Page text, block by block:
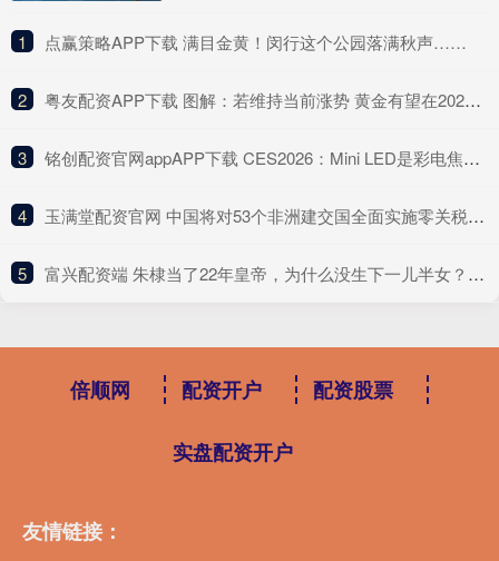
1 ​点赢策略APP下载 满目金黄！闵行这个公园落满秋声……
2 ​粤友配资APP下载 图解：若维持当前涨势 黄金有望在2028年触及10000美元大关！
3 ​铭创配资官网appAPP下载 CES2026：Mini LED是彩电焦点，中韩企业比拼谁更出色
4 ​玉满堂配资官网 中国将对53个非洲建交国全面实施零关税，官方解读来了！
5 ​富兴配资端 朱棣当了22年皇帝，为什么没生下一儿半女？罪妇的一句话显露原因
倍顺网 配资开户 配资股票
实盘配资开户
友情链接：